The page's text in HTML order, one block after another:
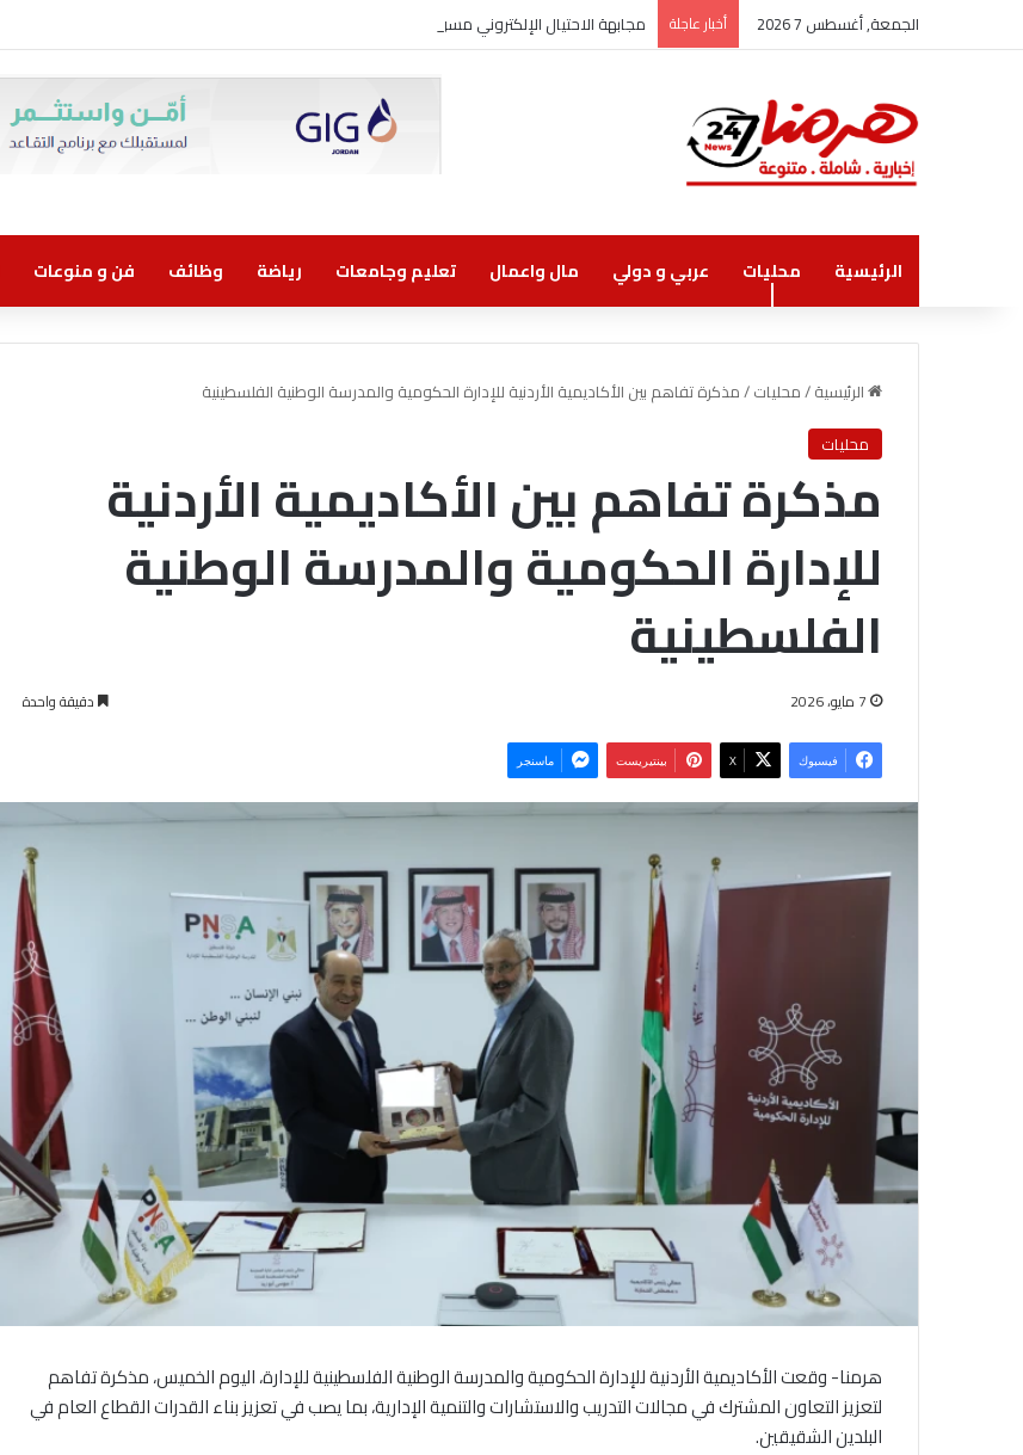
الجمعة, أغسطس 7 2026 أخبار عاجلة مجابهة الاحتيال الإلكتروني مسؤولية مشتركة
الرئيسية محليات عربي و دولي مال واعمال تعليم وجامعات رياضة وظائف فن و منوعات
الرئيسية/محليات/مذكرة تفاهم بين الأكاديمية الأردنية للإدارة الحكومية والمدرسة الوطنية الفلسطينية
محليات
مذكرة تفاهم بين الأكاديمية الأردنية
للإدارة الحكومية والمدرسة الوطنية
الفلسطينية
7 مايو، 2026 دقيقة واحدة
فيسبوك ‫X بينتيريست ماسنجر
هرمنا- وقعت الأكاديمية الأردنية للإدارة الحكومية والمدرسة الوطنية الفلسطينية للإدارة، اليوم الخميس، مذكرة تفاهم
لتعزيز التعاون المشترك في مجالات التدريب والاستشارات والتنمية الإدارية، بما يصب في تعزيز بناء القدرات القطاع العام في
البلدين الشقيقين.